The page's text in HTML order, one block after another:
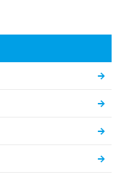
中国・四国